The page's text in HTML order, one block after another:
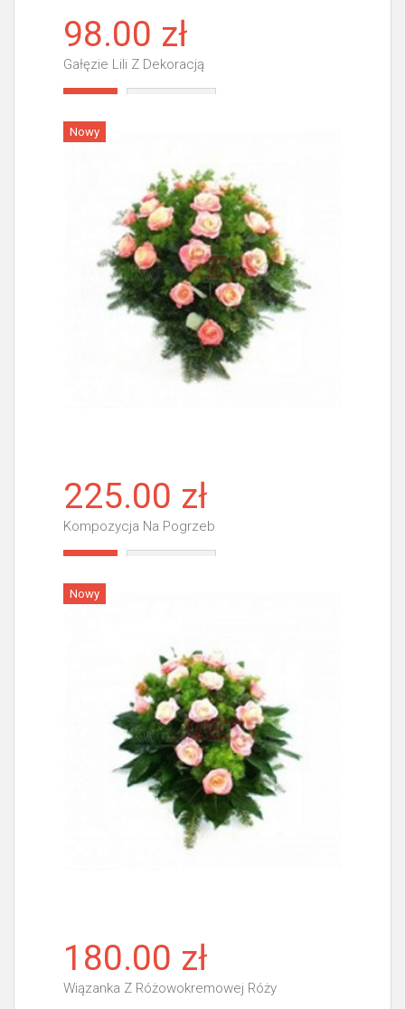
98.00 zł
Gałęzie Lili Z Dekoracją
Nowy
225.00 zł
Kompozycja Na Pogrzeb
Nowy
180.00 zł
Wiązanka Z Różowokremowej Róży